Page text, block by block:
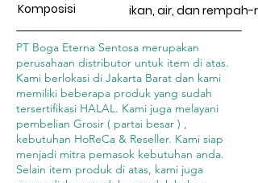
Komposisi ikan, air, dan rempah-
PT Boga Eterna Sentosa merupakan
perusahaan distributor untuk item di atas.
Kami berlokasi di Jakarta Barat dan kami
memiliki beberapa produk yang sudah
tersertifikasi HALAL. Kami juga melayani
pembelian Grosir ( partai besar ) ,
kebutuhan HoReCa & Reseller. Kami siap
menjadi mitra pemasok kebutuhan anda.
Selain item produk di atas, kami juga